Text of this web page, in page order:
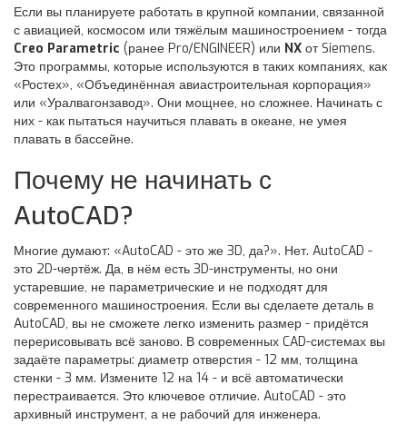
Если вы планируете работать в крупной компании, связанной
с авиацией, космосом или тяжёлым машиностроением - тогда
Creo Parametric (ранее Pro/ENGINEER) или NX от Siemens.
Это программы, которые используются в таких компаниях, как
«Ростех», «Объединённая авиастроительная корпорация»
или «Уралвагонзавод». Они мощнее, но сложнее. Начинать с
них - как пытаться научиться плавать в океане, не умея
плавать в бассейне.
Почему не начинать с
AutoCAD?
Многие думают: «AutoCAD - это же 3D, да?». Нет. AutoCAD -
это 2D-чертёж. Да, в нём есть 3D-инструменты, но они
устаревшие, не параметрические и не подходят для
современного машиностроения. Если вы сделаете деталь в
AutoCAD, вы не сможете легко изменить размер - придётся
перерисовывать всё заново. В современных CAD-системах вы
задаёте параметры: диаметр отверстия - 12 мм, толщина
стенки - 3 мм. Измените 12 на 14 - и всё автоматически
перестраивается. Это ключевое отличие. AutoCAD - это
архивный инструмент, а не рабочий для инженера.